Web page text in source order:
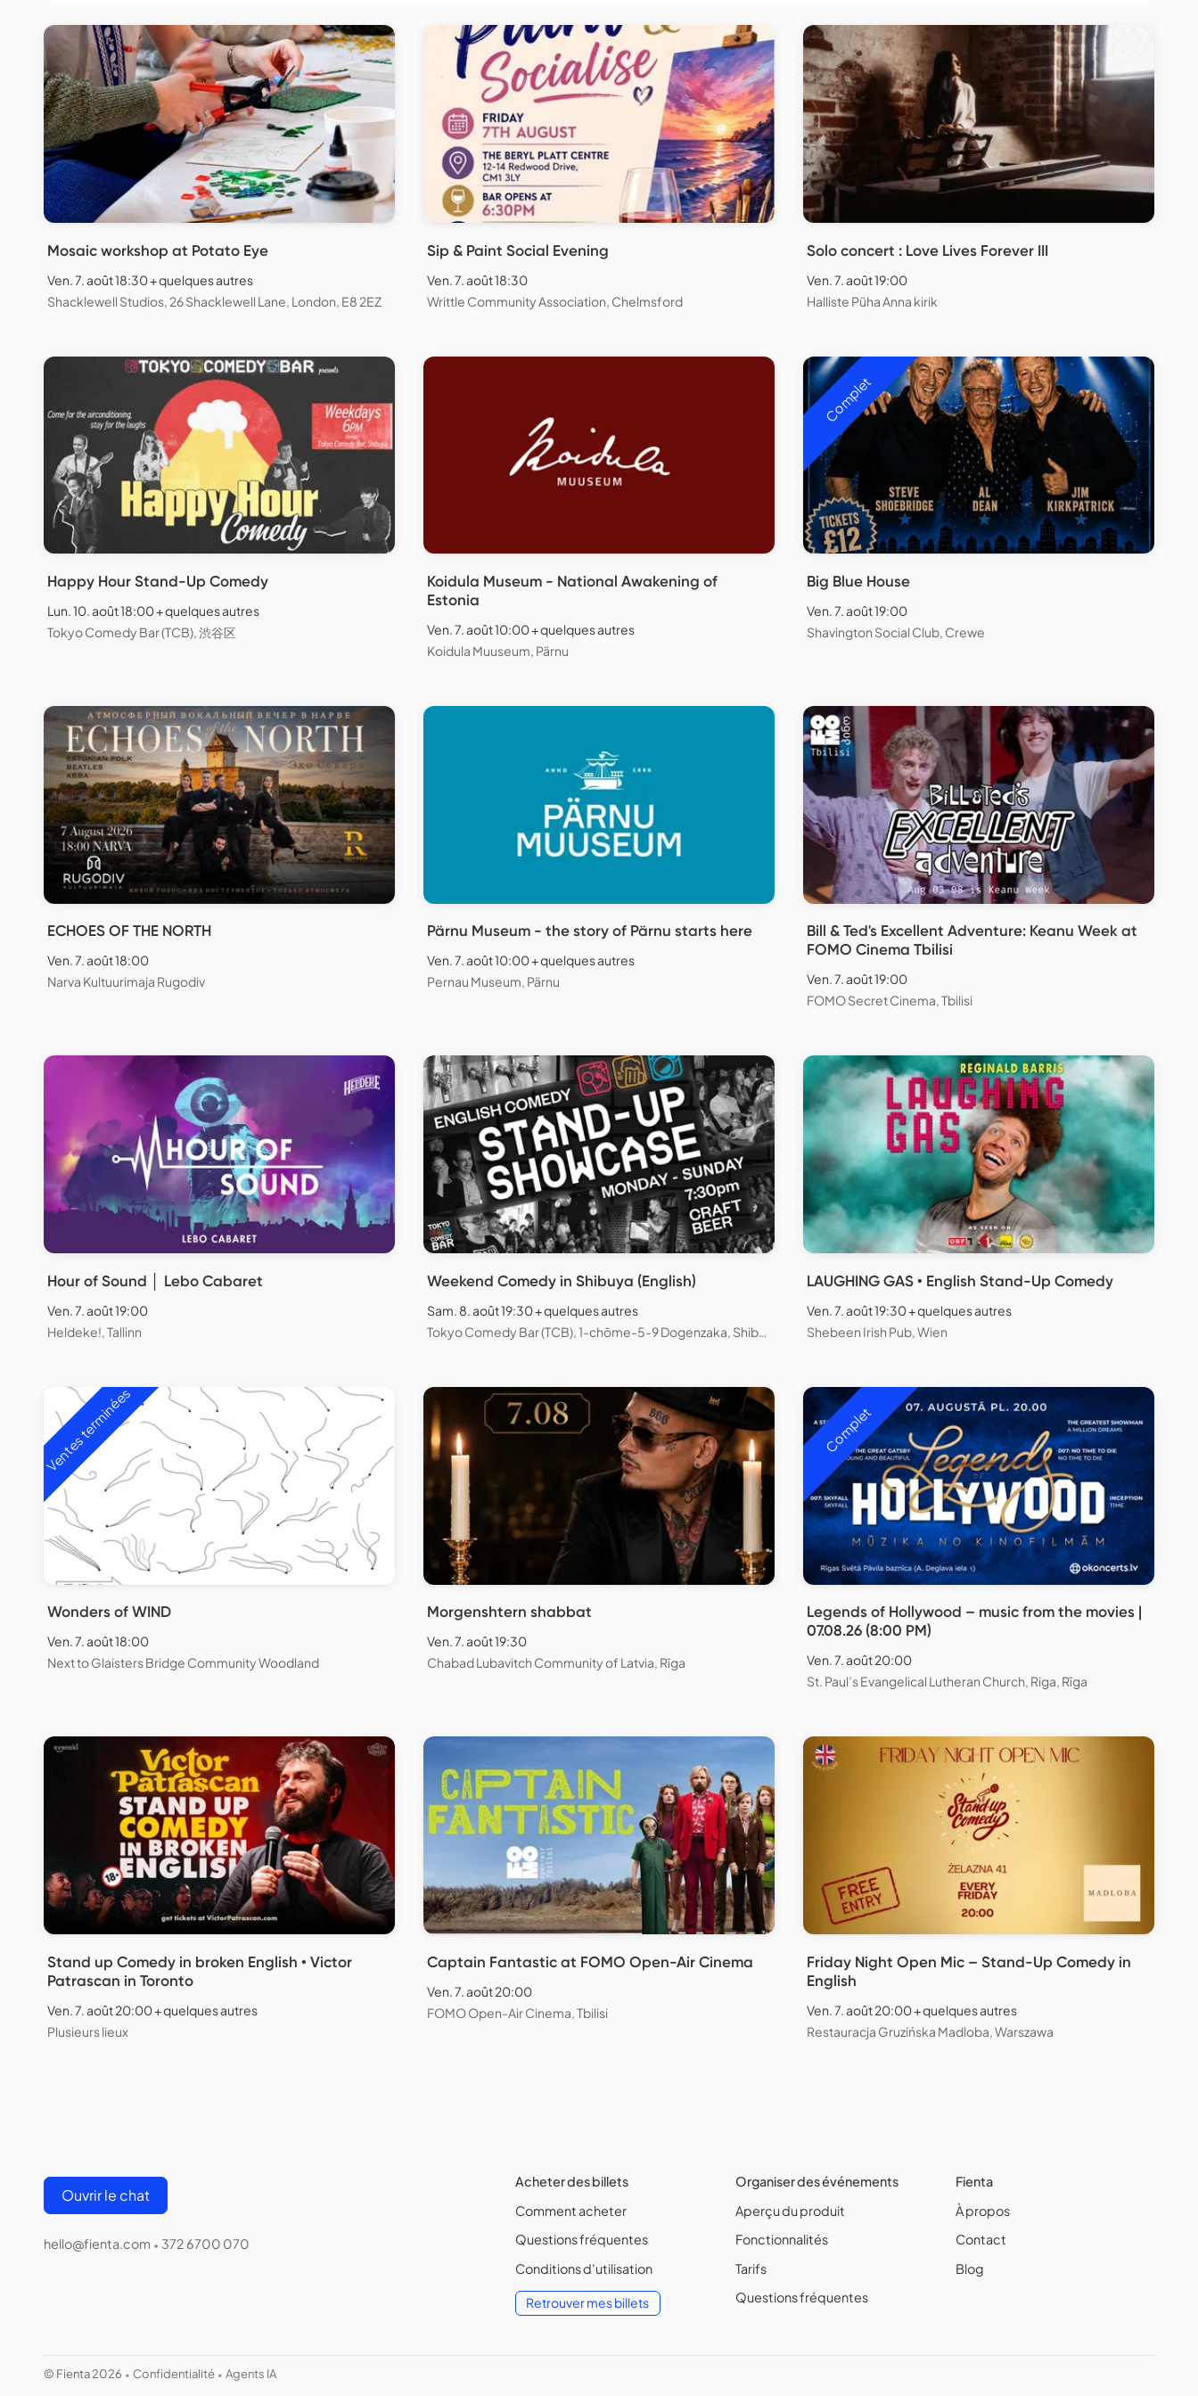
Mosaic workshop at Potato Eye
Ven. 7. août 18:30 + quelques autres
Shacklewell Studios, 26 Shacklewell Lane, London, E8 2EZ
Sip & Paint Social Evening
Ven. 7. août 18:30
Writtle Community Association, Chelmsford
Solo concert : Love Lives Forever III
Ven. 7. août 19:00
Halliste Püha Anna kirik
Happy Hour Stand-Up Comedy
Lun. 10. août 18:00 + quelques autres
Tokyo Comedy Bar (TCB), 渋谷区
Koidula Museum - National Awakening of
Estonia
Ven. 7. août 10:00 + quelques autres
Koidula Muuseum, Pärnu
Complet
Big Blue House
Ven. 7. août 19:00
Shavington Social Club, Crewe
ECHOES OF THE NORTH
Ven. 7. août 18:00
Narva Kultuurimaja Rugodiv
Pärnu Museum - the story of Pärnu starts here
Ven. 7. août 10:00 + quelques autres
Pernau Museum, Pärnu
Bill & Ted's Excellent Adventure: Keanu Week at
FOMO Cinema Tbilisi
Ven. 7. août 19:00
FOMO Secret Cinema, Tbilisi
Hour of Sound │ Lebo Cabaret
Ven. 7. août 19:00
Heldeke!, Tallinn
Weekend Comedy in Shibuya (English)
Sam. 8. août 19:30 + quelques autres
Tokyo Comedy Bar (TCB), 1-chōme-5-9 Dogenzaka, Shibuya City, Tokyo, Japan
LAUGHING GAS • English Stand-Up Comedy
Ven. 7. août 19:30 + quelques autres
Shebeen Irish Pub, Wien
Ventes terminées
Wonders of WIND
Ven. 7. août 18:00
Next to Glaisters Bridge Community Woodland
Morgenshtern shabbat
Ven. 7. août 19:30
Chabad Lubavitch Community of Latvia, Rīga
Complet
Legends of Hollywood – music from the movies |
07.08.26 (8:00 PM)
Ven. 7. août 20:00
St. Paul’s Evangelical Lutheran Church, Riga, Rīga
Stand up Comedy in broken English • Victor
Patrascan in Toronto
Ven. 7. août 20:00 + quelques autres
Plusieurs lieux
Captain Fantastic at FOMO Open-Air Cinema
Ven. 7. août 20:00
FOMO Open-Air Cinema, Tbilisi
Friday Night Open Mic – Stand-Up Comedy in
English
Ven. 7. août 20:00 + quelques autres
Restauracja Gruzińska Madloba, Warszawa
Ouvrir le chat
hello@fienta.com • 372 6700 070
Acheter des billets
Comment acheter
Questions fréquentes
Conditions d'utilisation
Retrouver mes billets
Organiser des événements
Aperçu du produit
Fonctionnalités
Tarifs
Questions fréquentes
Fienta
À propos
Contact
Blog
© Fienta 2026 • Confidentialité • Agents IA